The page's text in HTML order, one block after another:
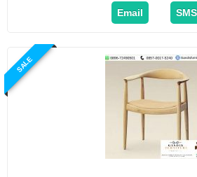
Email SMS
SALE